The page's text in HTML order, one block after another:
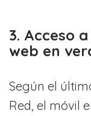
3. Acceso
web en
Según el
Red, el móvil